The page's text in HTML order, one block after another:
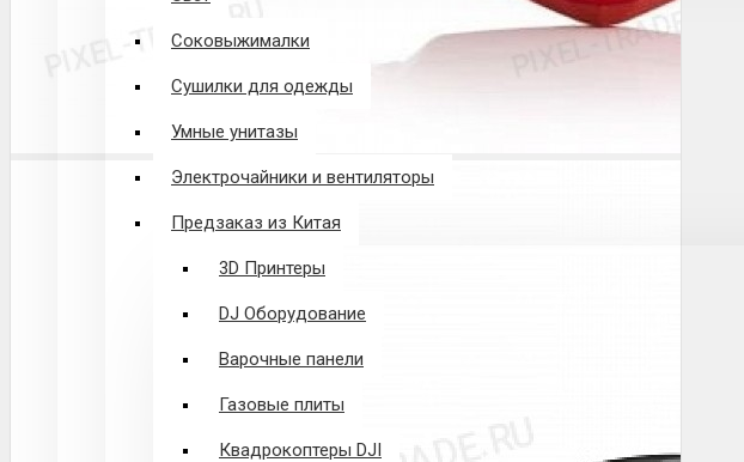
Соковыжималки
Сушилки для одежды
Умные унитазы
Электрочайники и вентиляторы
Предзаказ из Китая
3D Принтеры
DJ Оборудование
Варочные панели
Газовые плиты
Квадрокоптеры DJI